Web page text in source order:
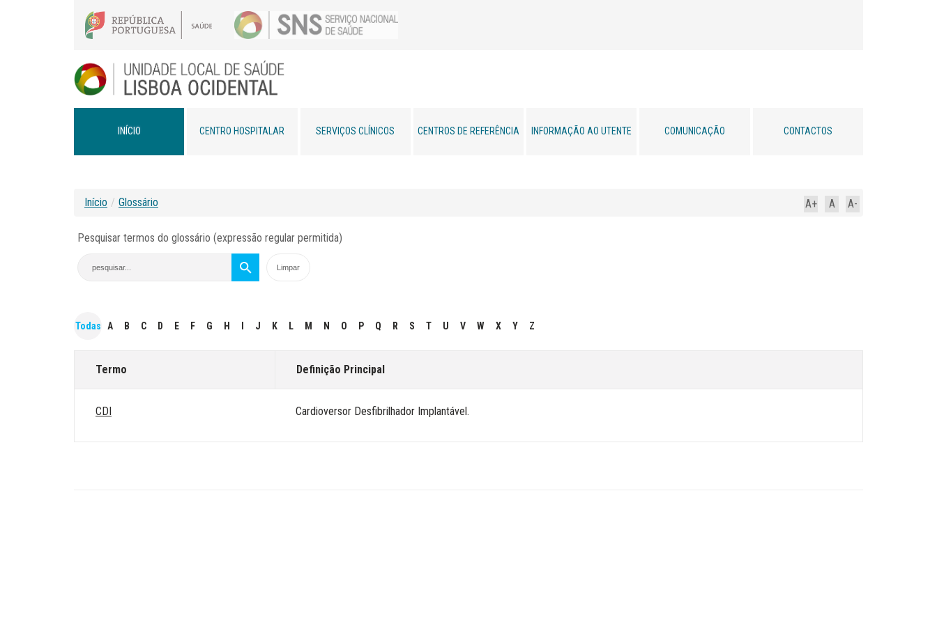
INÍCIO CENTRO HOSPITALAR SERVIÇOS CLÍNICOS CENTROS DE REFERÊNCIA INFORMAÇÃO AO UTENTE COMUNICAÇÃO CONTACTOS
A-
A
A+
Início / Glossário
Pesquisar termos do glossário (expressão regular permitida)
Todas A B C D E F G H J K L M N O P Q R S T U V W X Y Z
Termo Definição Principal
CDI Cardioversor Desfibrilhador Implantável.